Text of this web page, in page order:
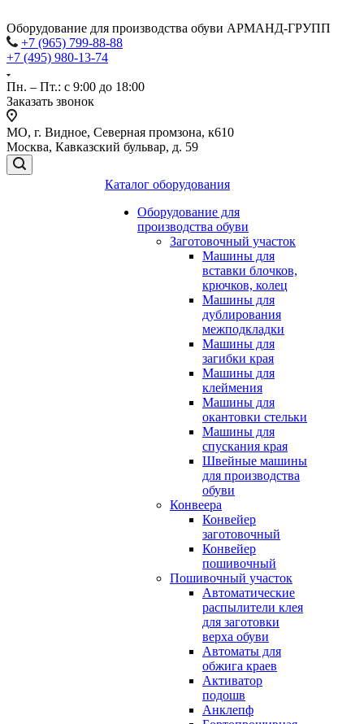
Оборудование для производства обуви АРМАНД-ГРУПП
+7 (965) 799-88-88
+7 (495) 980-13-74
Пн. – Пт.: с 9:00 до 18:00
Заказать звонок
МО, г. Видное, Северная промзона, к610
Москва, Кавказский бульвар, д. 59
Каталог оборудования
Оборудование для
производства обуви
Заготовочный участок
Машины для
вставки блочков,
крючков, колец
Машины для
дублирования
межподкладки
Машины для
загибки края
Машины для
клеймения
Машины для
окантовки стельки
Машины для
спускания края
Швейные машины
для производства
обуви
Конвеера
Конвейер
заготовочный
Конвейер
пошивочный
Пошивочный участок
Автоматические
распылители клея
для заготовки
верха обуви
Автоматы для
обжига краев
Активатор
подошв
Анклепф